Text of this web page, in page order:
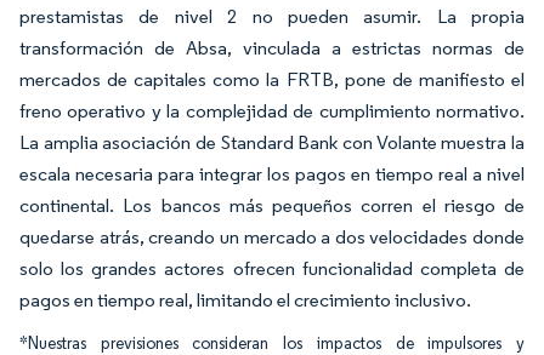
prestamistas de nivel 2 no pueden asumir. La propia
transformación de Absa, vinculada a estrictas normas de
mercados de capitales como la FRTB, pone de manifiesto el
freno operativo y la complejidad de cumplimiento normativo.
La amplia asociación de Standard Bank con Volante muestra la
escala necesaria para integrar los pagos en tiempo real a nivel
continental. Los bancos más pequeños corren el riesgo de
quedarse atrás, creando un mercado a dos velocidades donde
solo los grandes actores ofrecen funcionalidad completa de
pagos en tiempo real, limitando el crecimiento inclusivo.
*Nuestras previsiones consideran los impactos de impulsores y